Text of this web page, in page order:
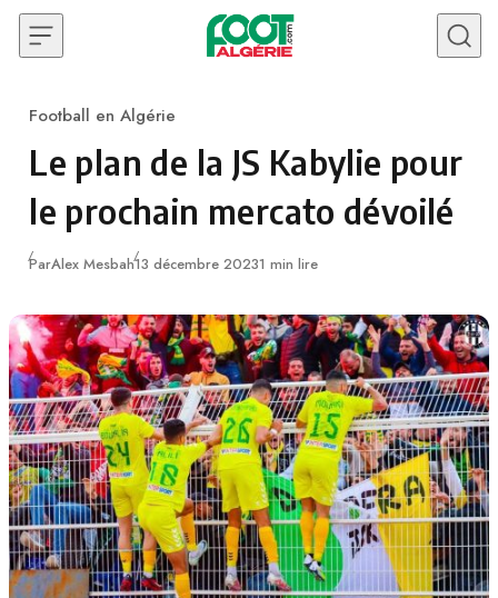
Skip to content
Category
Football en Algérie
Le plan de la JS Kabylie pour
le prochain mercato dévoilé
ParAlex MesbahPublié
13 décembre 20231 min lire